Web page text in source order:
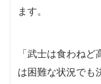
ます。
「武士は食わね
は困難な状況でも